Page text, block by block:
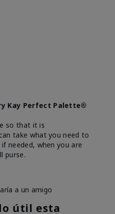
Kay Perfect Palette®
so that it is
take what you need to
needed, when you are
purse.
a un amigo
útil esta